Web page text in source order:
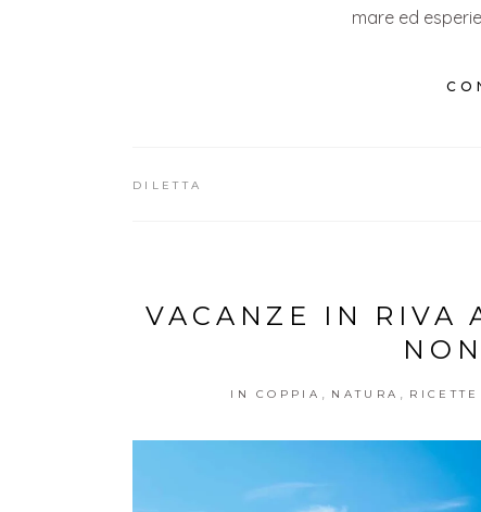
mare ed
DILETTA
VACANZE IN RIVA
IN COPPIA NATURA